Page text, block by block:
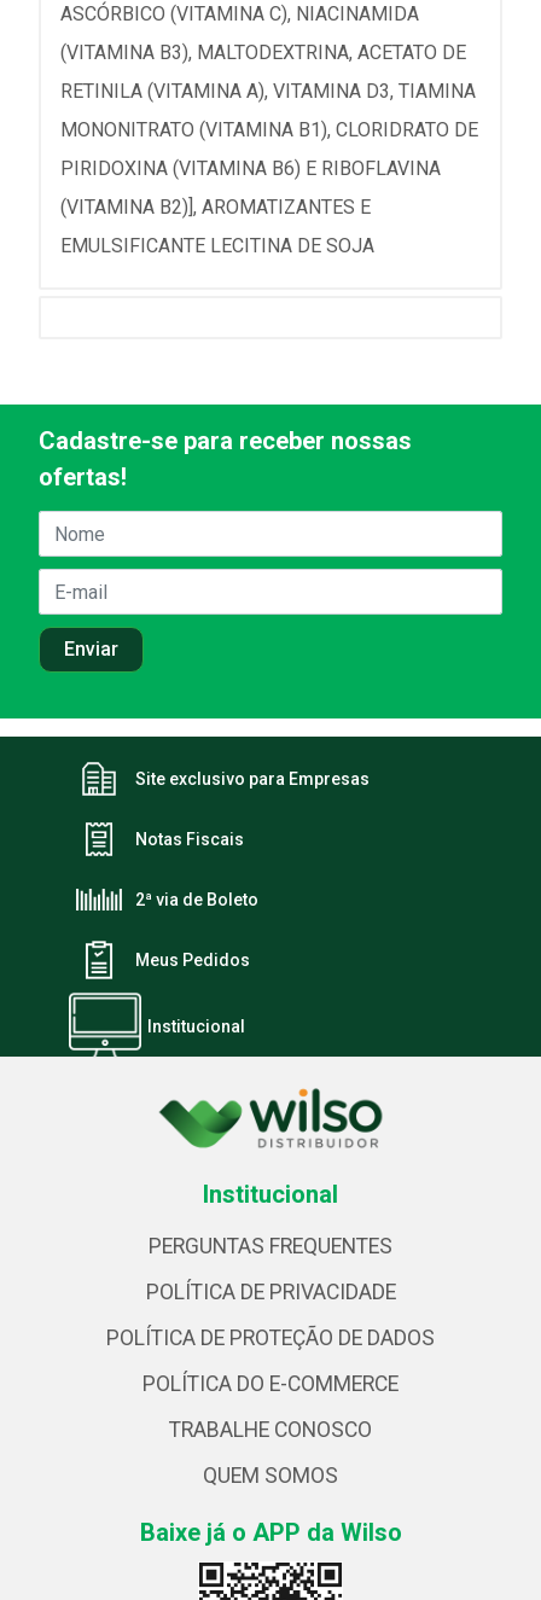
ASCÓRBICO (VITAMINA C), NIACINAMIDA
(VITAMINA B3), MALTODEXTRINA, ACETATO DE
RETINILA (VITAMINA A), VITAMINA D3, TIAMINA
MONONITRATO (VITAMINA B1), CLORIDRATO DE
PIRIDOXINA (VITAMINA B6) E RIBOFLAVINA
(VITAMINA B2)], AROMATIZANTES E
EMULSIFICANTE LECITINA DE SOJA
Cadastre-se para receber nossas
ofertas!
Site exclusivo para Empresas
Notas Fiscais
2ª via de Boleto
Meus Pedidos
Institucional
Institucional
PERGUNTAS FREQUENTES
POLÍTICA DE PRIVACIDADE
POLÍTICA DE PROTEÇÃO DE DADOS
POLÍTICA DO E-COMMERCE
TRABALHE CONOSCO
QUEM SOMOS
Baixe já o APP da Wilso